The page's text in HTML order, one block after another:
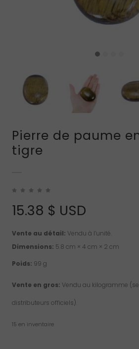
Pierre de paume
tigre
15.38 $ USD
Vente au détail: Vendu à l’unité.
Dimensions: 5.8 cm × 4 cm × 2 cm
Poids: 99 g
Vente en gros: Vendu au kilogramme
distributeurs officiels).
15 en inventaire